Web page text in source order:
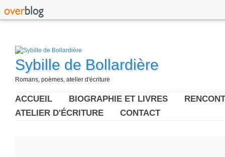
Sybille de Bollardière
Romans, poèmes, atelier d'écriture
ACCUEIL BIOGRAPHIE ET LIVRES
ATELIER D'ÉCRITURE
CONTACT